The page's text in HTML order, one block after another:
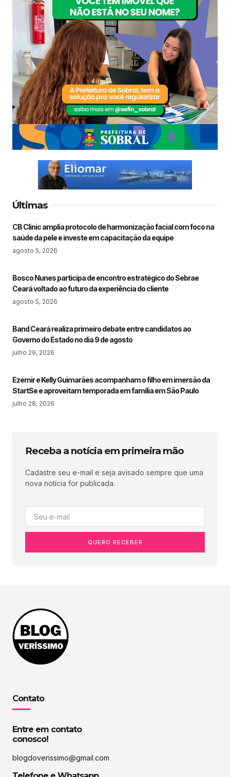
Últimas
CB Clinic amplia protocolo de harmonização facial com foco na
saúde da pele e investe em capacitação da equipe
agosto 5, 2026
Bosco Nunes participa de encontro estratégico do Sebrae
Ceará voltado ao futuro da experiência do cliente
agosto 5, 2026
Band Ceará realiza primeiro debate entre candidatos ao
Governo do Estado no dia 9 de agosto
julho 29, 2026
Ezemir e Kelly Guimarães acompanham o filho em imersão da
StartSe e aproveitam temporada em família em São Paulo
julho 28, 2026
Receba a notícia em primeira mão
Cadastre seu e-mail e seja avisado sempre que uma
nova notícia for publicada.
QUERO RECEBER
Contato
Entre em contato
conosco!
blogdoverissimo@gmail.com